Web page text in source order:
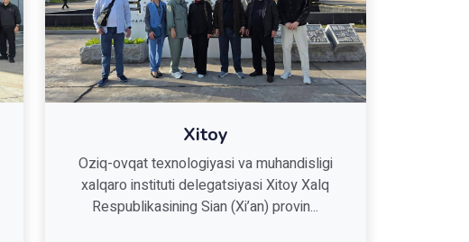
Xitoy
Oziq-ovqat texnologiyasi va muhandisligi
xalqaro instituti delegatsiyasi Xitoy Xalq
Respublikasining Sian (Xi’an) provin...